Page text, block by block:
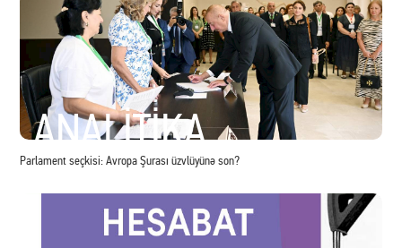
TÜRK DÖVLƏTLƏRİ TƏŞKİLATI—TÜRKİYƏNİN MƏRKƏZİ
ASİYADA MÖHKƏMLƏNMƏK PLANLARI
TDT-nin tarixi və hədəfləri
ANALİTİKA
Parlament seçkisi: Avropa Şurası üzvlüyünə son?